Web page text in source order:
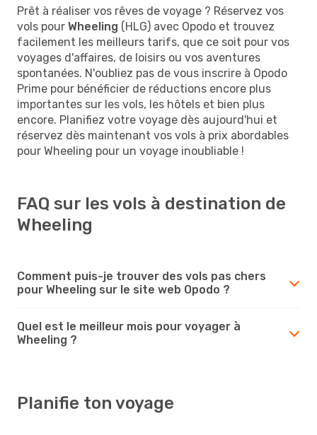
Prêt à réaliser vos rêves de voyage ? Réservez vos
vols pour Wheeling (HLG) avec Opodo et trouvez
facilement les meilleurs tarifs, que ce soit pour vos
voyages d'affaires, de loisirs ou vos aventures
spontanées. N'oubliez pas de vous inscrire à Opodo
Prime pour bénéficier de réductions encore plus
importantes sur les vols, les hôtels et bien plus
encore. Planifiez votre voyage dès aujourd'hui et
réservez dès maintenant vos vols à prix abordables
pour Wheeling pour un voyage inoubliable !
FAQ sur les vols à destination de
Wheeling
Comment puis-je trouver des vols pas chers
pour Wheeling sur le site web Opodo ?
Quel est le meilleur mois pour voyager à
Wheeling ?
Planifie ton voyage